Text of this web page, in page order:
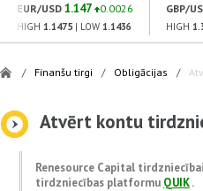
EUR/USD 1.147 0.0026
HIGH 1.1475 | LOW 1.1436
GBP/
HIGH
/ Finanšu tirgi / Obligācijas /
Atvērt kontu
Renesource Capital
tirdzniecības platformu QUIK.